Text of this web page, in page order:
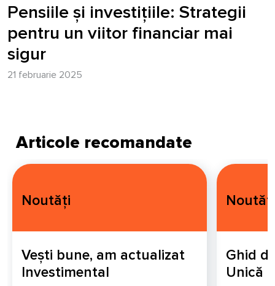
Pensiile și investițiile: Strategii
pentru un viitor financiar mai
sigur
21 februarie 2025
Articole recomandate
Noutăți
Vești bune, am actualizat
Investimental
Noutăți
Ghid
Unică